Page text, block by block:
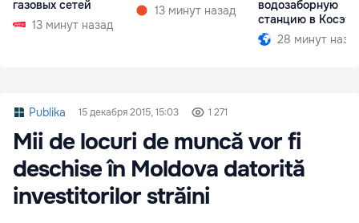
газовых сетей
13 минут назад
13 минут назад
водозаборную
станцию в
28 минут
Publika 15 декабря 2015, 15:03 1 271
Mii de locuri de muncă vor fi
deschise în Moldova datorită
investitorilor străini